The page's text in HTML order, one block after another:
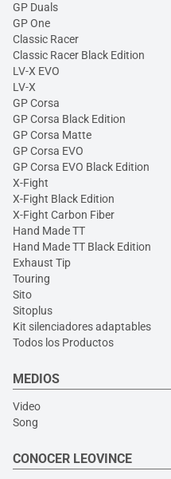
GP Duals
GP One
Classic Racer
Classic Racer Black Edition
LV-X EVO
LV-X
GP Corsa
GP Corsa Black Edition
GP Corsa Matte
GP Corsa EVO
GP Corsa EVO Black Edition
X-Fight
X-Fight Black Edition
X-Fight Carbon Fiber
Hand Made TT
Hand Made TT Black Edition
Exhaust Tip
Touring
Sito
Sitoplus
Kit silenciadores adaptables
Todos los Productos
MEDIOS
Video
Song
CONOCER LEOVINCE